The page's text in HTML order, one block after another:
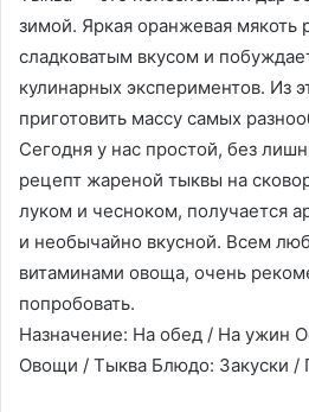
зимой. Яркая оранжевая мякоть
сладковатым вкусом и
кулинарных экспериментов. Из
приготовить массу самых
Сегодня у нас простой, без
рецепт жареной тыквы на
луком и чесноком, получается
и необычайно вкусной. Всем
витаминами овоща, очень
попробовать.
Назначение: На обед / На ужин
Овощи / Тыква Блюдо: Закуски /